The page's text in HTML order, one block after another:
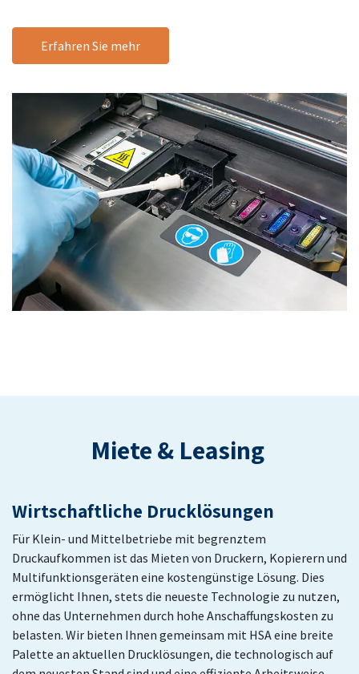
Erfahren Sie mehr
Miete & Leasing
Wirtschaftliche Drucklösungen
Für Klein- und Mittelbetriebe mit begrenztem
Druckaufkommen ist das Mieten von Druckern, Kopierern und
Multifunktionsgeräten eine kostengünstige Lösung. Dies
ermöglicht Ihnen, stets die neueste Technologie zu nutzen,
ohne das Unternehmen durch hohe Anschaffungskosten zu
belasten. Wir bieten Ihnen gemeinsam mit HSA eine breite
Palette an aktuellen Drucklösungen, die technologisch auf